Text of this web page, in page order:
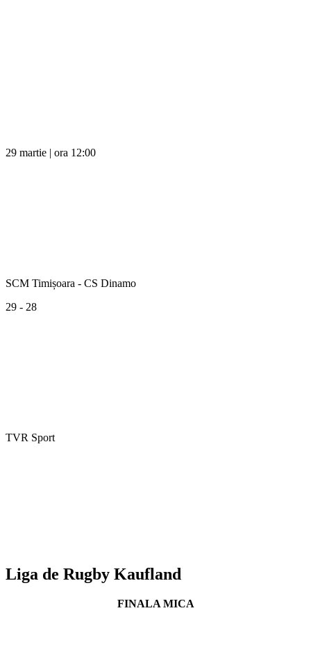
29 martie | ora 12:00
SCM Timișoara - CS Dinamo
29 - 28
TVR Sport
Liga de Rugby Kaufland
FINALA MICA